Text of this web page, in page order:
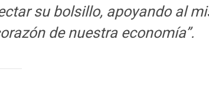
su bolsillo, apoyando al
de nuestra economía”.